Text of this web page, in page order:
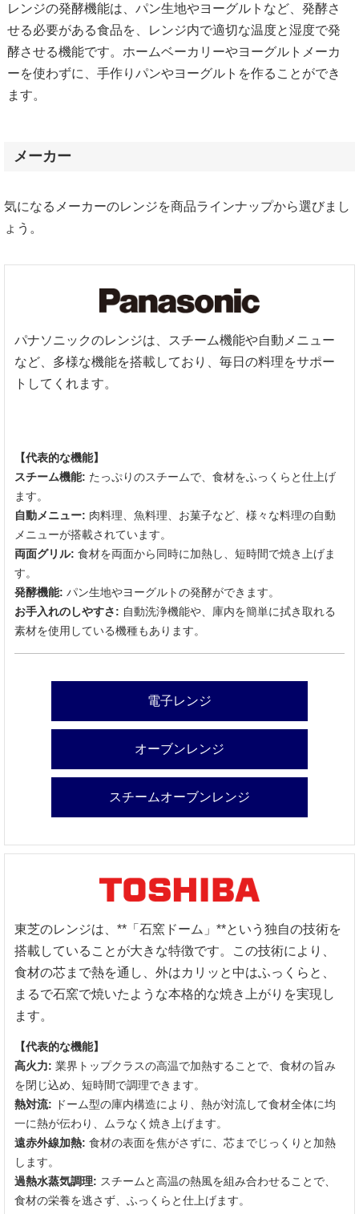
レンジの発酵機能は、パン生地やヨーグルトなど、発酵さ
せる必要がある食品を、レンジ内で適切な温度と湿度で発
酵させる機能です。ホームベーカリーやヨーグルトメーカ
ーを使わずに、手作りパンやヨーグルトを作ることができ
ます。
メーカー
気になるメーカーのレンジを商品ラインナップから選びまし
ょう。
パナソニックのレンジは、スチーム機能や自動メニュー
など、多様な機能を搭載しており、毎日の料理をサポー
トしてくれます。
【代表的な機能】
スチーム機能: たっぷりのスチームで、食材をふっくらと仕上げ
ます。
自動メニュー: 肉料理、魚料理、お菓子など、様々な料理の自動
メニューが搭載されています。
両面グリル: 食材を両面から同時に加熱し、短時間で焼き上げま
す。
発酵機能: パン生地やヨーグルトの発酵ができます。
お手入れのしやすさ: 自動洗浄機能や、庫内を簡単に拭き取れる
素材を使用している機種もあります。
電子レンジ
オーブンレンジ
スチームオーブンレンジ
東芝のレンジは、**「石窯ドーム」**という独自の技術を
搭載していることが大きな特徴です。この技術により、
食材の芯まで熱を通し、外はカリッと中はふっくらと、
まるで石窯で焼いたような本格的な焼き上がりを実現し
ます。
【代表的な機能】
高火力: 業界トップクラスの高温で加熱することで、食材の旨み
を閉じ込め、短時間で調理できます。
熱対流:
ドーム型の庫内構造により、熱が対流して食材全体に均
一に熱が伝わり、ムラなく焼き上げます。
遠赤外線加熱: 食材の表面を焦がさずに、芯までじっくりと加熱
します。
過熱水蒸気調理: スチームと高温の熱風を組み合わせることで、
食材の栄養を逃さず、ふっくらと仕上げます。